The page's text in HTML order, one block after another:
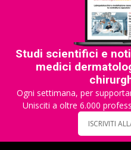
Studi scientifici e
medici
Ogni settimana, per
Unisciti a oltre 6.000
ISCRIVITI